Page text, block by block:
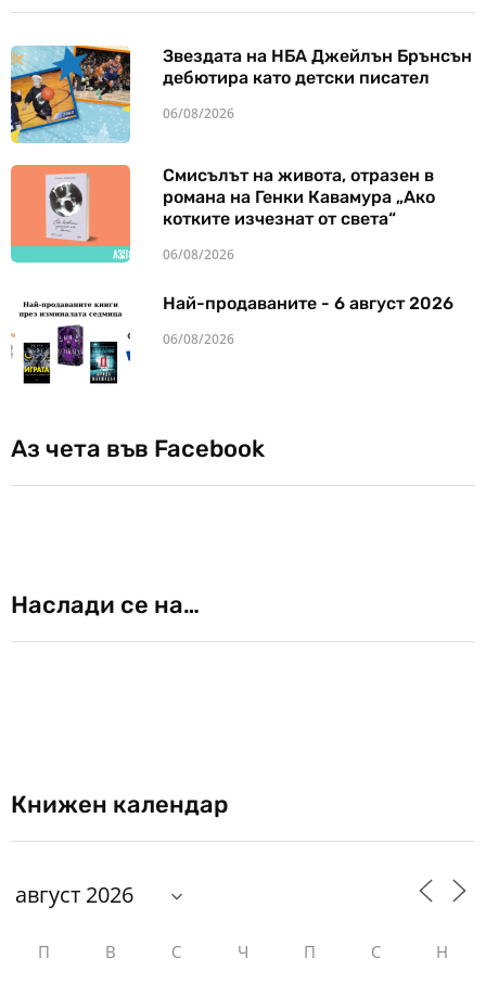
Звездата на НБА Джейлън Брънсън
дебютира като детски писател
06/08/2026
Смисълът на живота, отразен в
романа на Генки Кавамура „Ако
котките изчезнат от света“
06/08/2026
Най-продаваните - 6 август 2026
06/08/2026
Аз чета във Facebook
Наслади се на…
Книжен календар
П В С Ч П С Н